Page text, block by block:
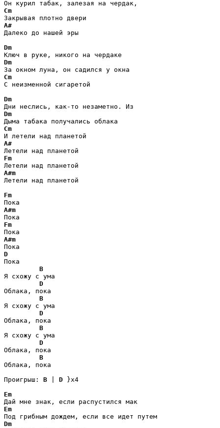
Cm
A#
Далеко до нашей эры
Dm
Dm
Cm
С неизменной сигаретой
Dm
Dm
Cm
A#
Fm
A#m
Летели над планетой
Fm
A#m
Fm
A#m
D
Пока
B
Я схожу с ума
D
Облака, пока
B
Я схожу с ума
D
Облака, пока
B
Я схожу с ума
D
Облака, пока
B
Облака, пока
Проигрыш: B D }x4
Em
Em
Dm